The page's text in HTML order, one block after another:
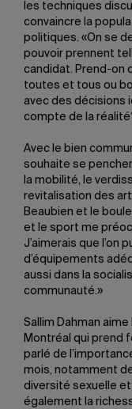
les techniques
convaincre la
politiques. «On se
pouvoir prennent
candidat. Prend-on
toutes et tous ou
avec des décisions
compte de la
Avec le bien
souhaite se
la mobilité, le
revitalisation des
Beaubien et le
et le sport me
J’aimerais que l’on
d’équipements
aussi dans la
communauté.»
Sallim Dahman aime
Montréal qui prend
parlé de
mois, notamment
diversité sexuelle
également la